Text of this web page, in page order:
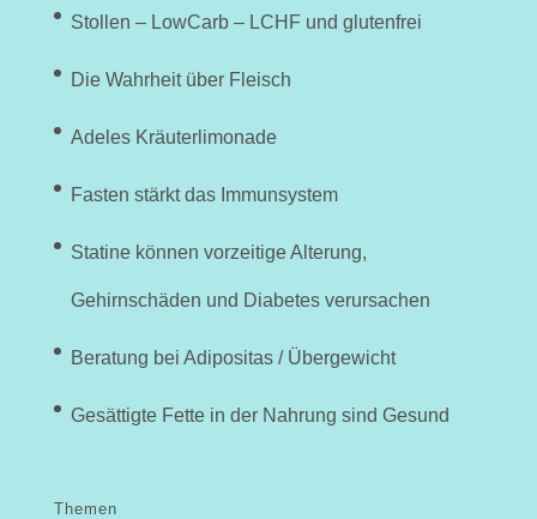
Stollen – LowCarb – LCHF und glutenfrei
Die Wahrheit über Fleisch
Adeles Kräuterlimonade
Fasten stärkt das Immunsystem
Statine können vorzeitige Alterung,
Gehirnschäden und Diabetes verursachen
Beratung bei Adipositas / Übergewicht
Gesättigte Fette in der Nahrung sind Gesund
Themen